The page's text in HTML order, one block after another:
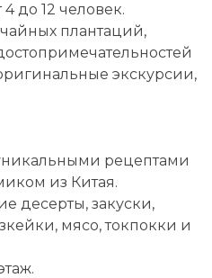
до 12 человек.
плантаций,
экскурсии,
рецептами
из Китая.
десерты, закуски,
мясо, токпокки и